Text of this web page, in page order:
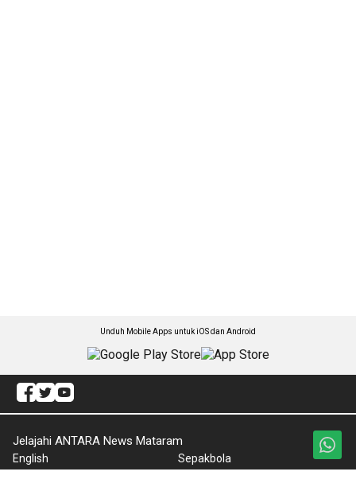
Unduh Mobile Apps untuk iOS dan Android
Jelajahi ANTARA News Mataram
English
Sepakbola